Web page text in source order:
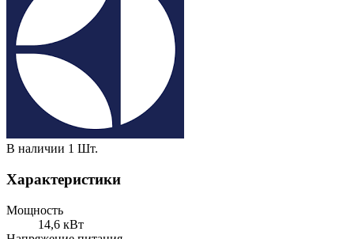
В наличии 1 Шт.
Характеристики
Мощность
14,6 кВт